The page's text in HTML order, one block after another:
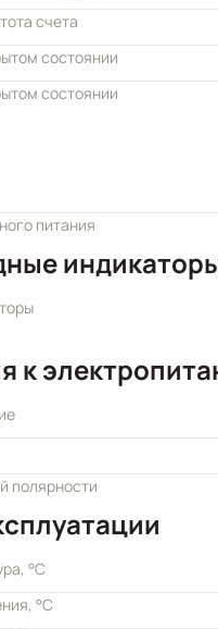
счета
состоянии
состоянии
питания
к
полярности
°C
°C